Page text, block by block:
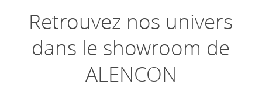
Retrouvez nos univers
dans le showroom de
ALENCON